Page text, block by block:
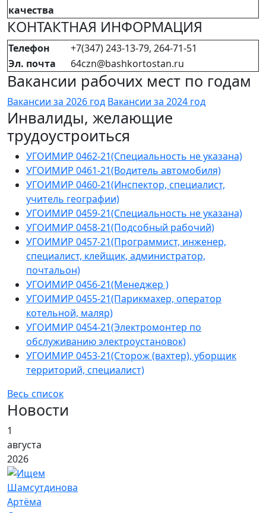
качества
КОНТАКТНАЯ ИНФОРМАЦИЯ
Телефон
+7(347) 243-13-79, 264-71-51
Эл. почта
64czn@bashkortostan.ru
Вакансии рабочих мест по годам
Вакансии за 2026 год Вакансии за 2024 год
Инвалиды, желающие
трудоустроиться
УГОИМИР 0462-21(Специальность не указана)
УГОИМИР 0461-21(Водитель автомобиля)
УГОИМИР 0460-21(Инспектор, специалист,
учитель географии)
УГОИМИР 0459-21(Специальность не указана)
УГОИМИР 0458-21(Подсобный рабочий)
УГОИМИР 0457-21(Программист, инженер,
специалист, клейщик, администратор,
почтальон)
УГОИМИР 0456-21(Менеджер )
УГОИМИР 0455-21(Парикмахер, оператор
котельной, маляр)
УГОИМИР 0454-21(Электромонтер по
обслуживанию электроустановок)
УГОИМИР 0453-21(Сторож (вахтер), уборщик
территорий, специалист)
Весь список
Новости
1
августа
2026